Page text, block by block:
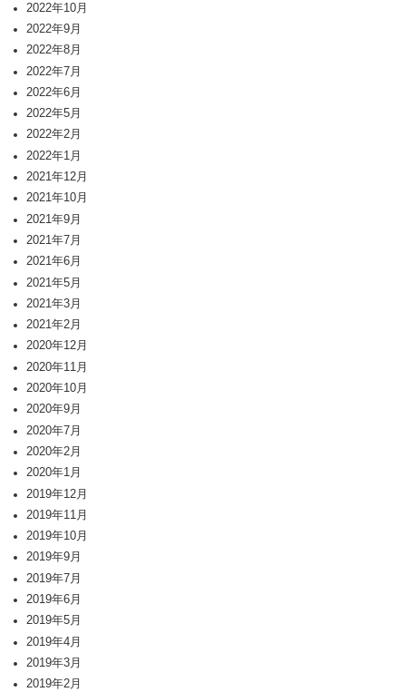
2022年10月
2022年9月
2022年8月
2022年7月
2022年6月
2022年5月
2022年2月
2022年1月
2021年12月
2021年10月
2021年9月
2021年7月
2021年6月
2021年5月
2021年3月
2021年2月
2020年12月
2020年11月
2020年10月
2020年9月
2020年7月
2020年2月
2020年1月
2019年12月
2019年11月
2019年10月
2019年9月
2019年7月
2019年6月
2019年5月
2019年4月
2019年3月
2019年2月